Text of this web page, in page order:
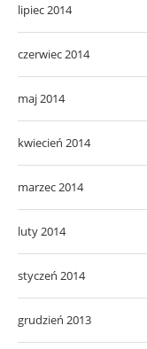
lipiec 2014
czerwiec 2014
maj 2014
kwiecień 2014
marzec 2014
luty 2014
styczeń 2014
grudzień 2013